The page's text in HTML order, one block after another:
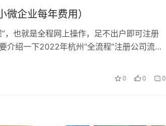
企业每年费用）
，也就是全程网上操作，足不出户即可注册
介绍一下2022年杭州“全流程”注册公司流
0 0 0